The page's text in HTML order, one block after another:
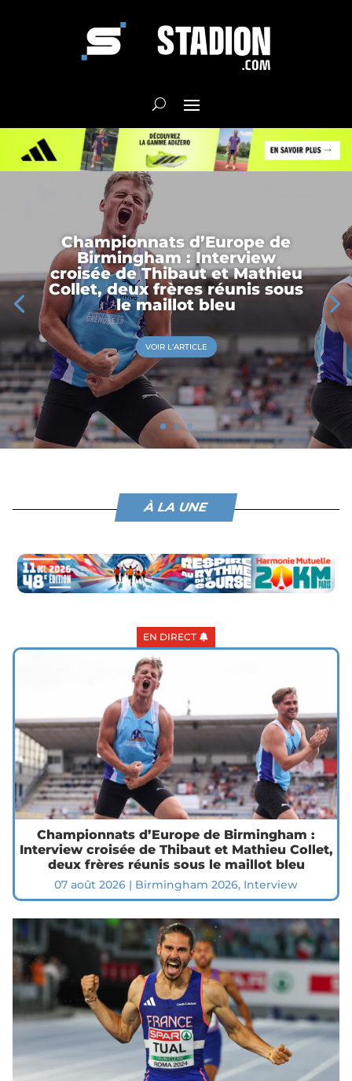
Championnats d’Europe de
Birmingham : Interview
croisée de Thibaut et Mathieu
Collet, deux frères réunis sous
le maillot bleu
VOIR L'ARTICLE
À LA UNE
EN DIRECT
Championnats d’Europe de Birmingham :
Interview croisée de Thibaut et Mathieu Collet,
deux frères réunis sous le maillot bleu
07 août 2026 | Birmingham 2026, Interview